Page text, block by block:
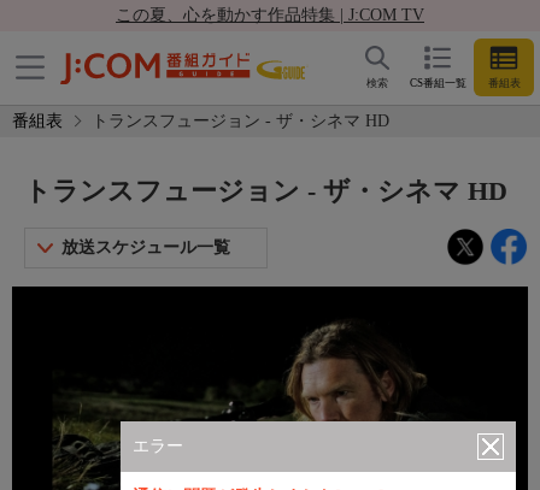
この夏、心を動かす作品特集 | J:COM TV
CS番組一覧 番組表
検索
番組表 トランスフュージョン - ザ・シネマ HD
エラー
トランスフュージョン - ザ・シネマ HD
放送スケジュール一覧